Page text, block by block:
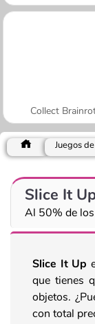
Collect
Juegos
Slice It
Al 50% de
Slice It Up
que tienes
objetos.
con total